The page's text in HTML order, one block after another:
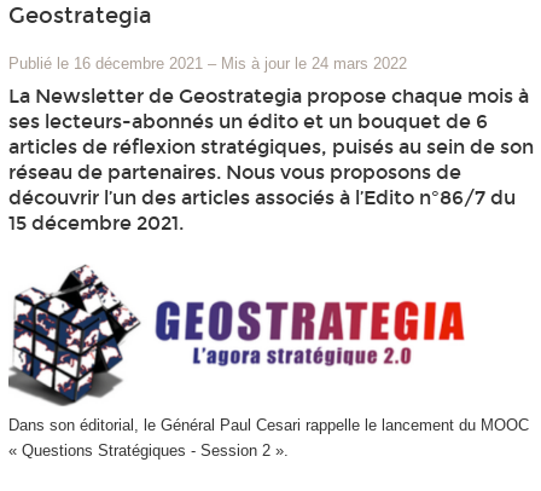
Geostrategia
Publié le 16 décembre 2021 – Mis à jour le 24 mars 2022
La Newsletter de Geostrategia propose chaque mois à
ses lecteurs-abonnés un édito et un bouquet de 6
articles de réflexion stratégiques, puisés au sein de son
réseau de partenaires. Nous vous proposons de
découvrir l’un des articles associés à l’Edito n°86/7 du
15 décembre 2021.
Dans son éditorial, le Général Paul Cesari rappelle le lancement du MOOC
« Questions Stratégiques - Session 2 ».